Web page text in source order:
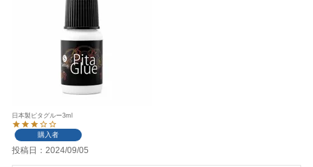
日本製ピタグルー3ml
購入者
投稿日 2024/09/05